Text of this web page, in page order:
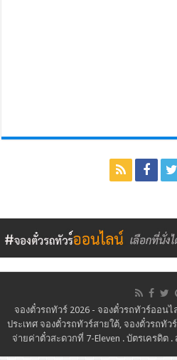
จองตั๋วรถทัวร์ 2026 - จองตั๋วรถทัวร์ออน
ประเทศ จองตั๋วรถทัวร์สายใต้, จองตั๋วรถทั
จ่ายค่าตั๋วสะดวกที่ 7-Eleven . บัตรเครดิต